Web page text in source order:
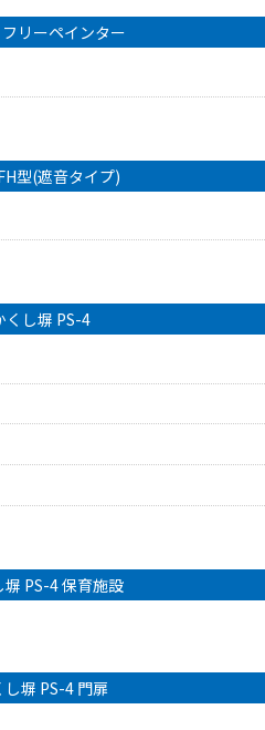
リーペインター
型(遮音タイプ)
くし塀 PS-4
PS-4 保育施設
塀 PS-4 門扉